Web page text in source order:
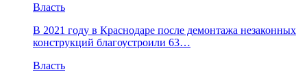
Власть
В 2021 году в Краснодаре после демонтажа незаконных
конструкций благоустроили 63…
Власть